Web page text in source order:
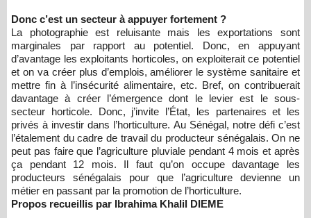
Donc c’est un secteur à appuyer fortement ?
La photographie est reluisante mais les exportations sont
marginales par rapport au potentiel. Donc, en appuyant
d’avantage les exploitants horticoles, on exploiterait ce potentiel
et on va créer plus d’emplois, améliorer le système sanitaire et
mettre fin à l’insécurité alimentaire, etc. Bref, on contribuerait
davantage à créer l’émergence dont le levier est le sous-
secteur horticole. Donc, j’invite l’État, les partenaires et les
privés à investir dans l’horticulture. Au Sénégal, notre défi c’est
l’étalement du cadre de travail du producteur sénégalais. On ne
peut pas faire que l’agriculture pluviale pendant 4 mois et après
ça pendant 12 mois. Il faut qu’on occupe davantage les
producteurs sénégalais pour que l’agriculture devienne un
métier en passant par la promotion de l’horticulture.
Propos recueillis par Ibrahima Khalil DIEME